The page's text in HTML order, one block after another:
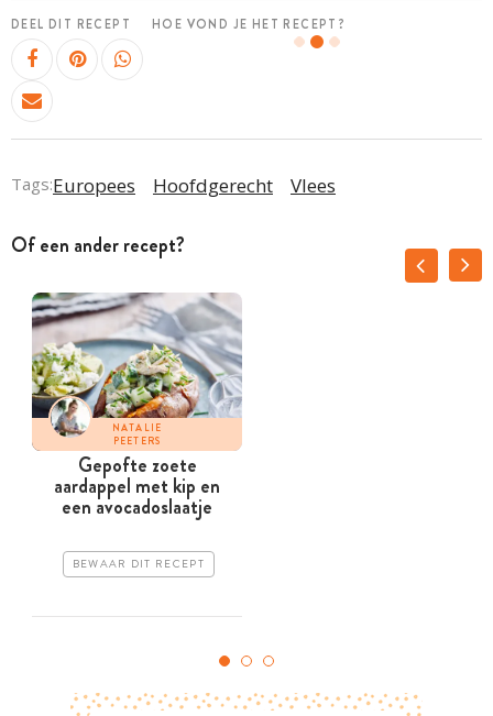
DEEL DIT RECEPT HOE VOND JE HET RECEPT?
Tags:Europees Hoofdgerecht Vlees
Of een ander recept?
NATALIE
PEETERS
Gepofte zoete
aardappel met kip en
een avocadoslaatje
BEWAAR DIT RECEPT